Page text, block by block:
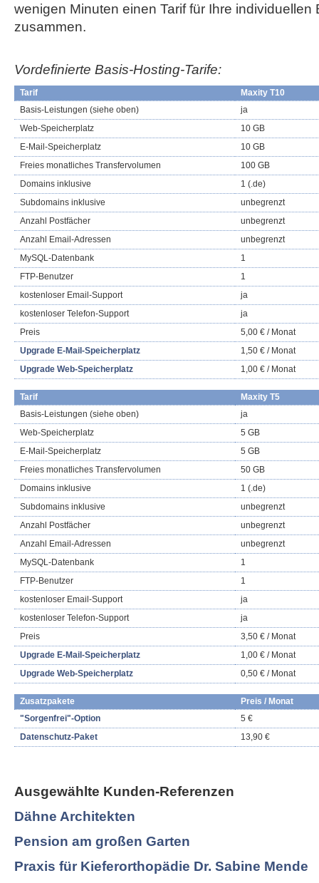
wenigen Minuten einen Tarif für Ihre individuellen
zusammen.
Vordefinierte Basis-Hosting-Tarife:
Tarif
Maxity T10
Basis-Leistungen (siehe oben)
ja
Web-Speicherplatz
10 GB
E-Mail-Speicherplatz
10 GB
Freies monatliches Transfervolumen
100 GB
Domains inklusive
1 (.de)
Subdomains inklusive
unbegrenzt
Anzahl Postfächer
unbegrenzt
Anzahl Email-Adressen
unbegrenzt
MySQL-Datenbank
1
FTP-Benutzer
1
kostenloser Email-Support
ja
kostenloser Telefon-Support
ja
Preis
5,00 € / Monat
Upgrade E-Mail-Speicherplatz
1,50 € / Monat
Upgrade Web-Speicherplatz
1,00 € / Monat
Tarif
Maxity T5
Basis-Leistungen (siehe oben)
ja
Web-Speicherplatz
5 GB
E-Mail-Speicherplatz
5 GB
Freies monatliches Transfervolumen
50 GB
Domains inklusive
1 (.de)
Subdomains inklusive
unbegrenzt
Anzahl Postfächer
unbegrenzt
Anzahl Email-Adressen
unbegrenzt
MySQL-Datenbank
1
FTP-Benutzer
1
kostenloser Email-Support
ja
kostenloser Telefon-Support
ja
Preis
3,50 € / Monat
Upgrade E-Mail-Speicherplatz
1,00 € / Monat
Upgrade Web-Speicherplatz
0,50 € / Monat
Zusatzpakete
Preis / Monat
"Sorgenfrei"-Option
5 €
Datenschutz-Paket
13,90 €
Ausgewählte Kunden-Referenzen
Dähne Architekten
Pension am großen Garten
Praxis für Kieferorthopädie Dr. Sabine Mende